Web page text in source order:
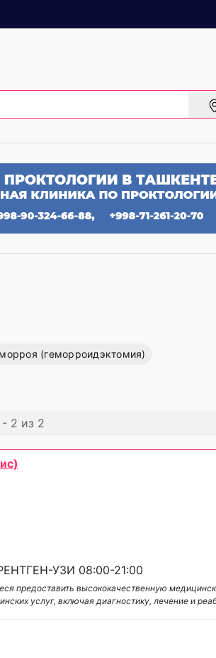
(геморроидэктомия)
- 2 из 2
УЗИ 08:00-21:00
предоставить высококачественную
услуг, включая диагностику, лечение и